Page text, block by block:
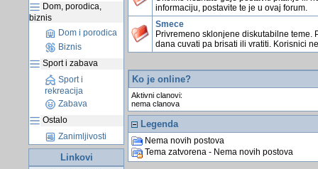
Dom, porodica,
biznis
Dom i porodica
Biznis
Sport i zabava
Sport i
rekreacija
Zabava
Ostalo
Zanimljivosti
Linkovi
informaciju, postavite te je u ovaj forum.
Smece
Privremeno sklonjene diskutabilne teme.
dana cuvati pa brisati ili vratiti. Korisnici
Ko je online?
Aktivni clanovi:
nema clanova
Legenda
Nema novih postova
Tema zatvorena - Nema novih postova